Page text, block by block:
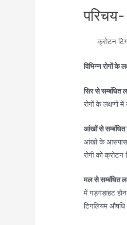
परिचय-
क्रोटन
विभिन्न रोगों के
सिर से सम्बंधित
रोगों के लक्षणों
आंखों से
आंखों के आसपास
रोगी को
मल से सम्बंधित
में गड़गड़ाहट
टिगलियम